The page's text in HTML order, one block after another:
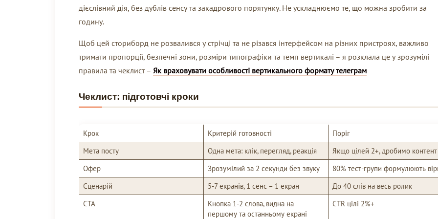
дієслівний дія, без дублів сенсу та закадрового порятунку. Не ускладнюємо те, що можна зробити за
годину.
Щоб цей сториборд не розвалився у стрічці та не різався інтерфейсом на різних пристроях, важливо
тримати пропорції, безпечні зони, розміри типографіки та темп вертикалі – я розклала це у зрозумілі
правила та чеклист – Як враховувати особливості вертикального формату телеграм
Чеклист: підготовчі кроки
Крок Критерій готовності
Поріг
Мета посту
Одна мета: клік, перегляд, реакція
Якщо цілей 2+, дробимо контент
Офер
Зрозумілий за 2 секунди без звуку
80% тест-групи формулюють
Сценарій
5-7 екранів, 1 сенс – 1 екран
До 40 слів на весь ролик
CTA
Кнопка 1-2 слова, видна на
першому та останньому екрані
CTR цілі 2%+